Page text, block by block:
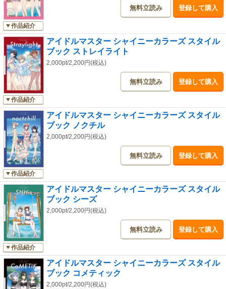
作品紹介
無料立読み 登録して購入
作品紹介
アイドルマスター シャイニーカラーズ スタイル
ブック ストレイライト
2,000pt/2,200円(税込)
無料立読み 登録して購入
作品紹介
アイドルマスター シャイニーカラーズ スタイル
ブック ノクチル
2,000pt/2,200円(税込)
無料立読み 登録して購入
作品紹介
アイドルマスター シャイニーカラーズ スタイル
ブック シーズ
2,000pt/2,200円(税込)
無料立読み 登録して購入
アイドルマスター シャイニーカラーズ スタイル
ブック コメティック
2,000pt/2,200円(税込)